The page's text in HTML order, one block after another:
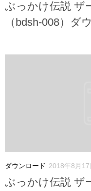
ぶっかけ伝説
（bdsh-008）ダ
ダウンロード 2018年8月17
ぶっかけ伝説 ザ